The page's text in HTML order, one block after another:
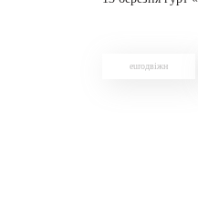
euroдвіжн